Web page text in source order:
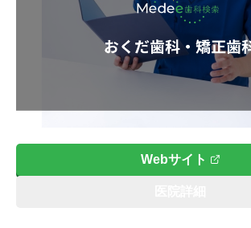
Webサイト